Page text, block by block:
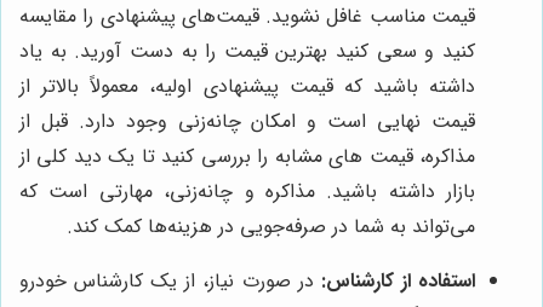
قیمت مناسب غافل نشوید. قیمت‌های پیشنهادی را مقایسه
کنید و سعی کنید بهترین قیمت را به دست آورید. به یاد
داشته باشید که قیمت پیشنهادی اولیه، معمولاً بالاتر از
قیمت نهایی است و امکان چانه‌زنی وجود دارد. قبل از
مذاکره، قیمت های مشابه را بررسی کنید تا یک دید کلی از
بازار داشته باشید. مذاکره و چانه‌زنی، مهارتی است که
می‌تواند به شما در صرفه‌جویی در هزینه‌ها کمک کند.
استفاده از کارشناس: در صورت نیاز، از یک کارشناس خودرو